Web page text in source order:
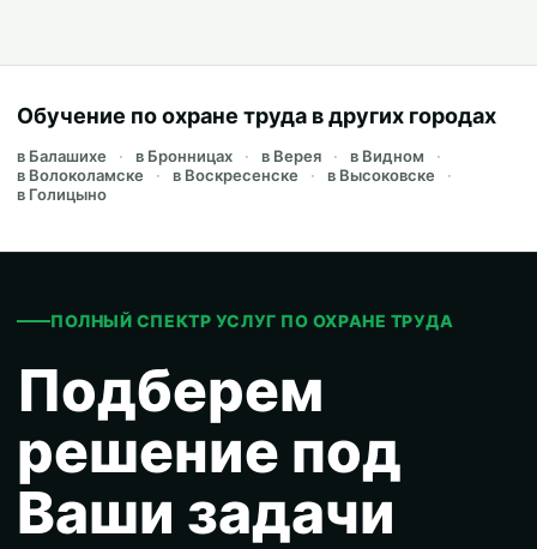
Обучение по охране труда в других городах
в Балашихе в Бронницах в Верея
в Видном
в Волоколамске
в Воскресенске
в Высоковске
в Голицыно
ПОЛНЫЙ СПЕКТР УСЛУГ ПО ОХРАНЕ ТРУДА
Подберем
решение под
Ваши задачи